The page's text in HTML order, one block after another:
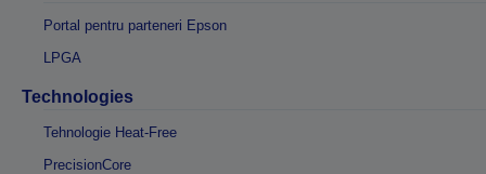
Portal pentru parteneri Epson
LPGA
Technologies
Tehnologie Heat-Free
PrecisionCore